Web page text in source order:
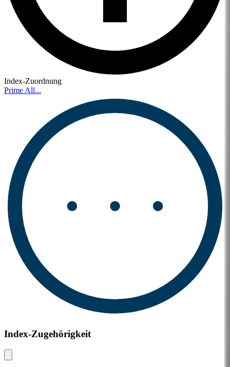
Index-Zuordnung
Prime All...
Index-Zugehörigkeit